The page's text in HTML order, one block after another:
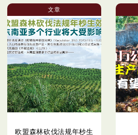
文章
欧盟森林砍伐法规年杪生